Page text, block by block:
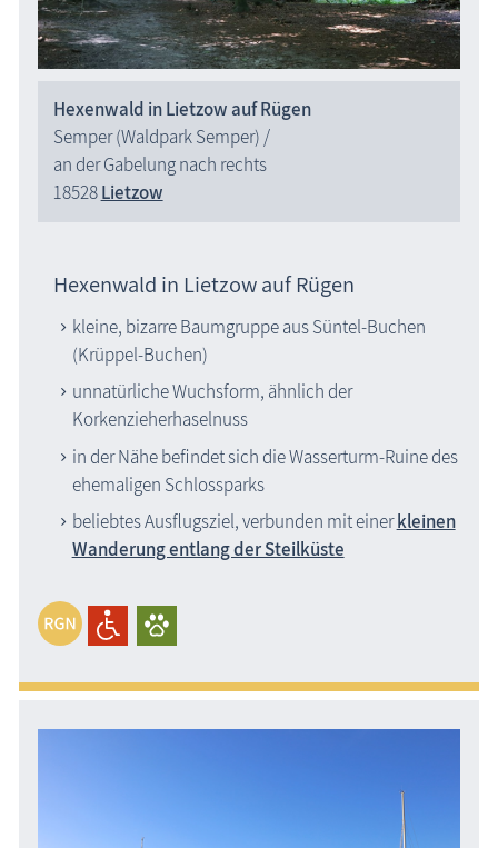
Hexenwald in Lietzow auf Rügen
Semper (Waldpark Semper) /
an der Gabelung nach rechts
18528Lietzow
Hexenwald in Lietzow auf Rügen
kleine, bizarre Baumgruppe aus Süntel-Buchen
(Krüppel-Buchen)
unnatürliche Wuchsform, ähnlich der
Korkenzieherhaselnuss
in der Nähe befindet sich die Wasserturm-Ruine des
ehemaligen Schlossparks
beliebtes Ausflugsziel, verbunden mit einerkleinen
Wanderung entlang der Steilküste